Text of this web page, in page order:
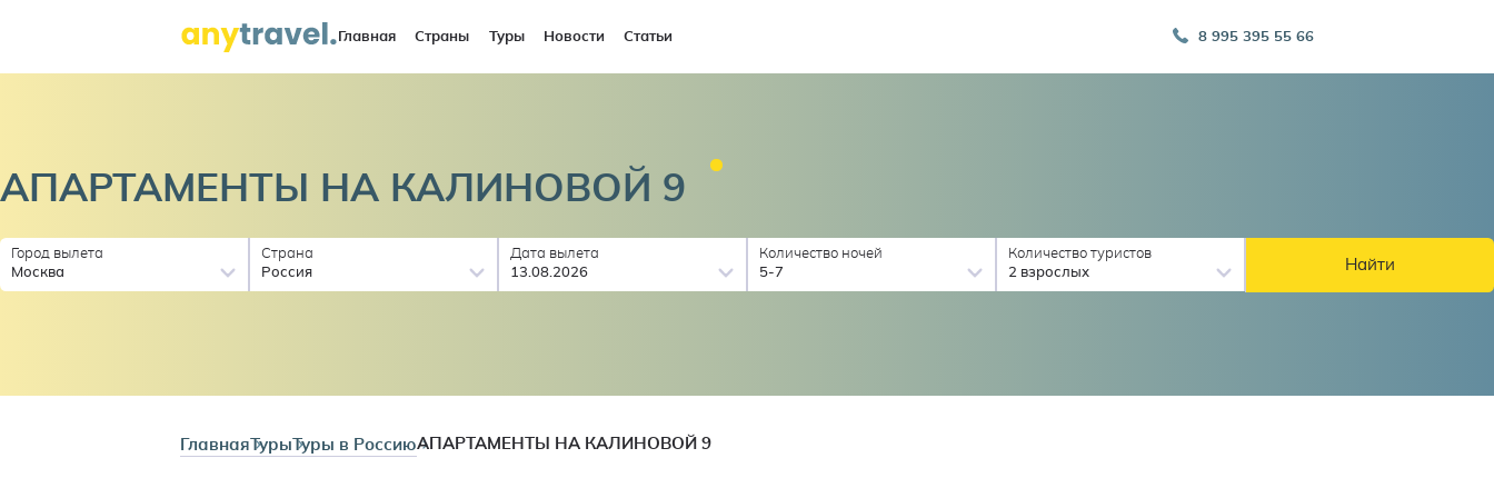
Главная Страны Туры Новости Статьи 8 995 395 55 66
АПАРТАМЕНТЫ НА КАЛИНОВОЙ 9
Город вылета
Москва
Страна
Россия
Дата вылета
13.08.2026
Количество ночей
5-7
Количество туристов
2 взрослых
Найти
ГлавнаяТурыТуры в РоссиюАПАРТАМЕНТЫ НА КАЛИНОВОЙ 9